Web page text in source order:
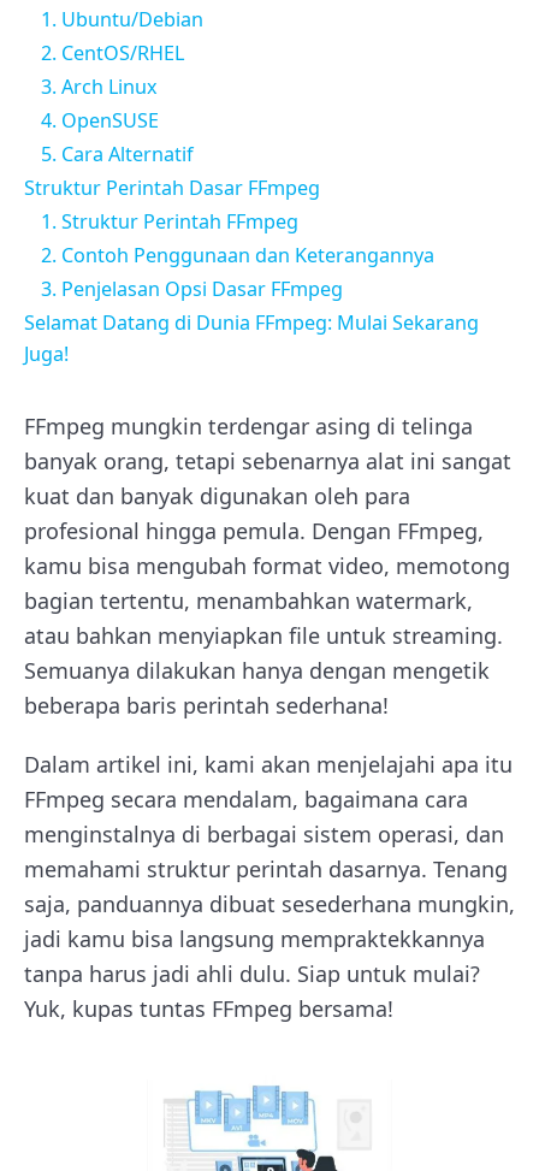
1. Ubuntu/Debian
2. CentOS/RHEL
3. Arch Linux
4. OpenSUSE
5. Cara Alternatif
Struktur Perintah Dasar FFmpeg
1. Struktur Perintah FFmpeg
2. Contoh Penggunaan dan Keterangannya
3. Penjelasan Opsi Dasar FFmpeg
Selamat Datang di Dunia FFmpeg: Mulai Sekarang
Juga!
FFmpeg mungkin terdengar asing di telinga
banyak orang, tetapi sebenarnya alat ini sangat
kuat dan banyak digunakan oleh para
profesional hingga pemula. Dengan FFmpeg,
kamu bisa mengubah format video, memotong
bagian tertentu, menambahkan watermark,
atau bahkan menyiapkan file untuk streaming.
Semuanya dilakukan hanya dengan mengetik
beberapa baris perintah sederhana!
Dalam artikel ini, kami akan menjelajahi apa itu
FFmpeg secara mendalam, bagaimana cara
menginstalnya di berbagai sistem operasi, dan
memahami struktur perintah dasarnya. Tenang
saja, panduannya dibuat sesederhana mungkin,
jadi kamu bisa langsung mempraktekkannya
tanpa harus jadi ahli dulu. Siap untuk mulai?
Yuk, kupas tuntas FFmpeg bersama!